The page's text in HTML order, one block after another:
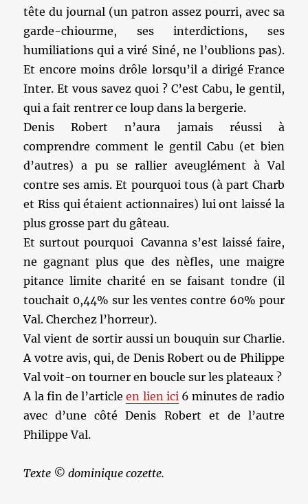
tête du journal (un patron assez pourri, avec sa
garde-chiourme, ses interdictions, ses
humiliations qui a viré Siné, ne l’oublions pas).
Et encore moins drôle lorsqu’il a dirigé France
Inter. Et vous savez quoi ? C’est Cabu, le gentil,
qui a fait rentrer ce loup dans la bergerie.
Denis Robert n’aura jamais réussi à
comprendre comment le gentil Cabu (et bien
d’autres) a pu se rallier aveuglément à Val
contre ses amis. Et pourquoi tous (à part Charb
et Riss qui étaient actionnaires) lui ont laissé la
plus grosse part du gâteau.
Et surtout pourquoi Cavanna s’est laissé faire,
ne gagnant plus que des nèfles, une maigre
pitance limite charité en se faisant tondre (il
touchait 0,44% sur les ventes contre 60% pour
Val. Cherchez l’horreur).
Val vient de sortir aussi un bouquin sur Charlie.
A votre avis, qui, de Denis Robert ou de Philippe
Val voit-on tourner en boucle sur les plateaux ?
A la fin de l’articleen lien ici6 minutes de radio
avec d’une côté Denis Robert et de l’autre
Philippe Val.
Texte © dominique cozette.